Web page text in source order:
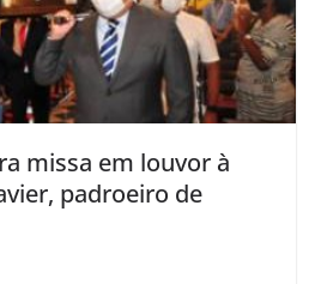
missa em louvor à
padroeiro de